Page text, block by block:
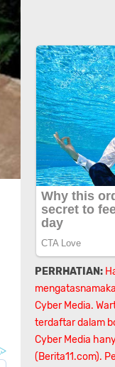
PERRHATIAN:
Cyber Media.
terdaftar dalam
Cyber Media
(Berita11.com).